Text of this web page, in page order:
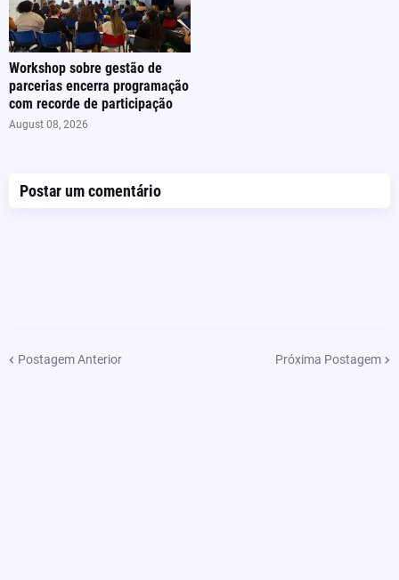
Workshop sobre gestão de
parcerias encerra programação
com recorde de participação
August 08, 2026
Postar um comentário
Postagem Anterior Próxima Postagem